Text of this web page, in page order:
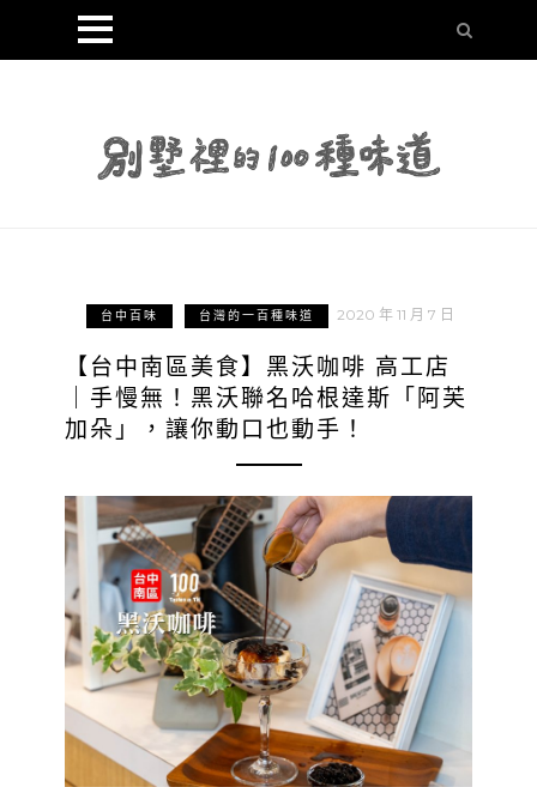
台中百味 台灣的一百種味道 2020 年 11 月 7 日
【台中南區美食】黑沃咖啡 高工店
｜手慢無！黑沃聯名哈根達斯「阿芙
加朵」，讓你動口也動手！